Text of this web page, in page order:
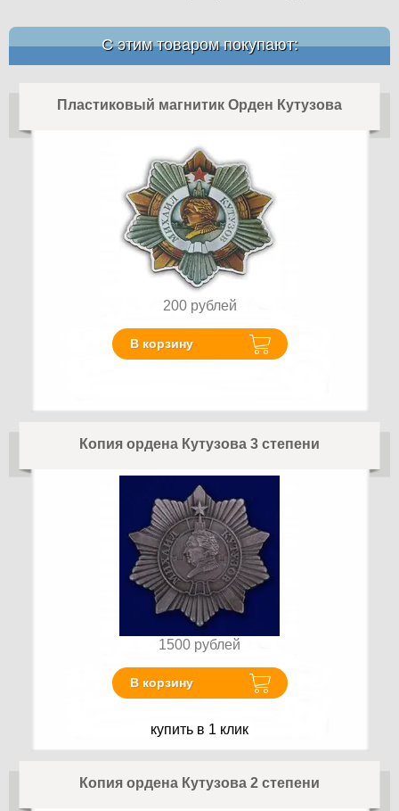
С этим товаром покупают:
Пластиковый магнитик Орден Кутузова
200 рублей
В корзину
Копия ордена Кутузова 3 степени
1500 рублей
В корзину
купить в 1 клик
Копия ордена Кутузова 2 степени